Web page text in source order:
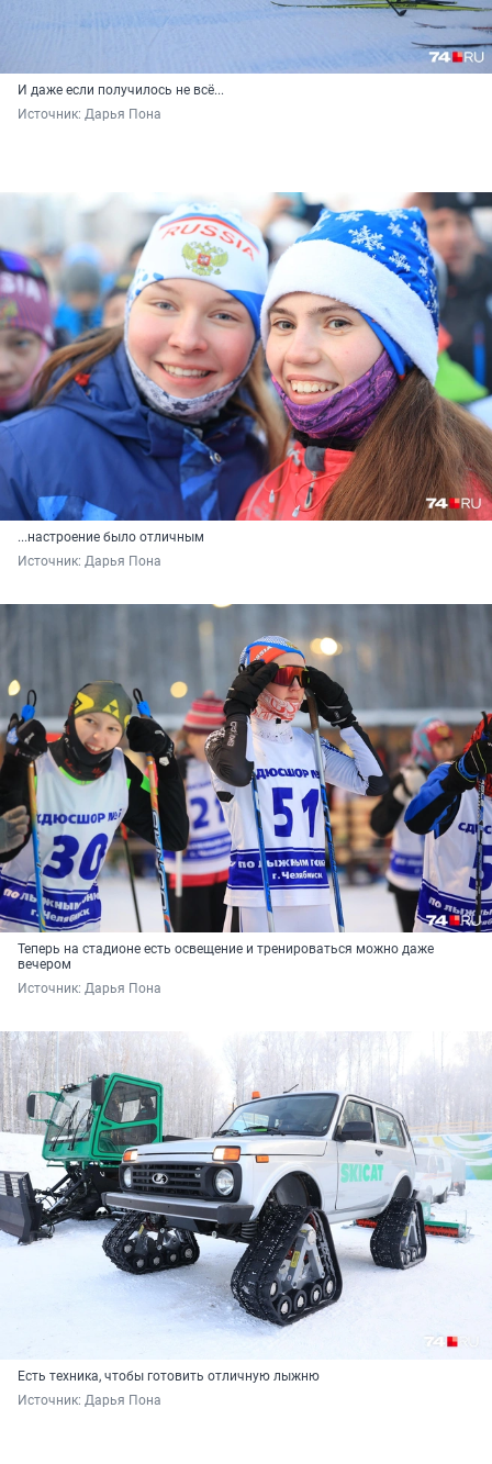
И даже если получилось не всё...
Источник: Дарья Пона
...настроение было отличным
Источник: Дарья Пона
Теперь на стадионе есть освещение и тренироваться можно даже
вечером
Источник: Дарья Пона
Есть техника, чтобы готовить отличную лыжню
Источник: Дарья Пона